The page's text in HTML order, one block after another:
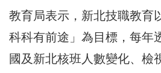
教育局表示，新北技職教育
科科有前途」為目標，每年
國及新北核班人數變化、檢